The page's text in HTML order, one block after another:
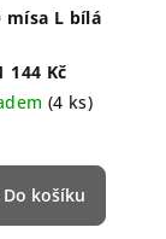
mísa L bílá
144 Kč
(4 ks)
Do košíku